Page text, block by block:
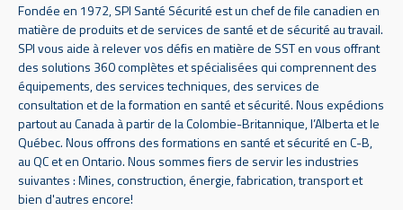
Fondée en 1972, SPI Santé Sécurité est un chef de file canadien en
matière de produits et de services de santé et de sécurité au travail.
SPI vous aide à relever vos défis en matière de SST en vous offrant
des solutions 360 complètes et spécialisées qui comprennent des
équipements, des services techniques, des services de
consultation et de la formation en santé et sécurité. Nous expédions
partout au Canada à partir de la Colombie-Britannique, l’Alberta et le
Québec. Nous offrons des formations en santé et sécurité en C-B,
au QC et en Ontario. Nous sommes fiers de servir les industries
suivantes : Mines, construction, énergie, fabrication, transport et
bien d'autres encore!